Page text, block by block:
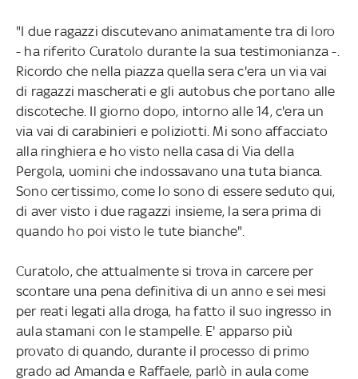
"I due ragazzi discutevano animatamente tra di loro
- ha riferito Curatolo durante la sua testimonianza -.
Ricordo che nella piazza quella sera c'era un via vai
di ragazzi mascherati e gli autobus che portano alle
discoteche. Il giorno dopo, intorno alle 14, c'era un
via vai di carabinieri e poliziotti. Mi sono affacciato
alla ringhiera e ho visto nella casa di Via della
Pergola, uomini che indossavano una tuta bianca.
Sono certissimo, come lo sono di essere seduto qui,
di aver visto i due ragazzi insieme, la sera prima di
quando ho poi visto le tute bianche".
Curatolo, che attualmente si trova in carcere per
scontare una pena definitiva di un anno e sei mesi
per reati legati alla droga, ha fatto il suo ingresso in
aula stamani con le stampelle. E' apparso più
provato di quando, durante il processo di primo
grado ad Amanda e Raffaele, parlò in aula come